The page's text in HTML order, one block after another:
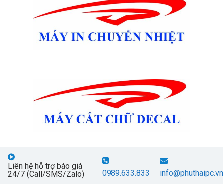
Liên hệ hỗ trợ báo giá
24/7 (Call/SMS/Zalo)
0989.633.833 info@phuthaipc.vn